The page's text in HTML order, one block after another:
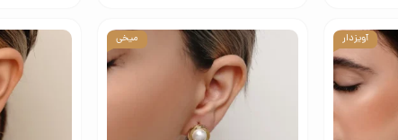
آویزدار میخی